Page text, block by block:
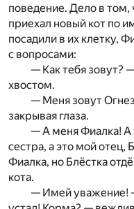
поведение. Дело в том,
приехал новый кот по
посадили в их клетку,
с вопросами:
— Как тебя зовут?
хвостом.
— Меня зовут
закрывая глаза.
— А меня Фиалка! А
сестра, а это мой
Фиалка, но Блёстка
кота.
— Имей уважение!